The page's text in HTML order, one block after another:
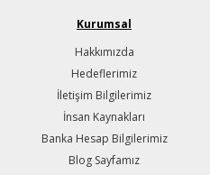
Kurumsal
Hakkımızda
Hedeflerimiz
İletişim Bilgilerimiz
İnsan Kaynakları
Banka Hesap Bilgilerimiz
Blog Sayfamız